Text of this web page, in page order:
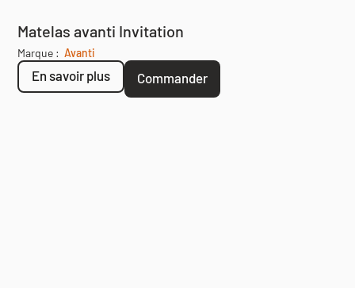
Matelas avanti Invitation
Marque : Avanti
En savoir plus Commander